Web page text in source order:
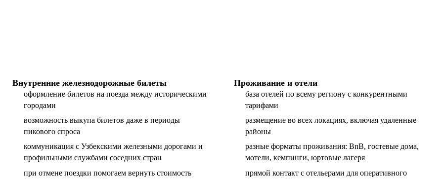
Внутренние железнодорожные билеты
оформление билетов на поезда между историческими
городами
возможность выкупа билетов даже в периоды
пикового спроса
коммуникация с Узбекскими железными дорогами и
профильными службами соседних стран
при отмене поездки помогаем вернуть стоимость
Проживание и отели
база отелей по всему региону с конкурентными
тарифами
размещение во всех локациях, включая удаленные
районы
разные форматы проживания: BnB, гостевые дома,
мотели, кемпинги, юртовые лагеря
прямой контакт с отельерами для оперативного